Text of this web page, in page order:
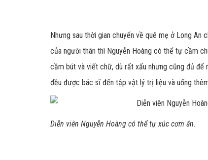
Nhưng sau thời gian chuyển về quê mẹ ở Long An
của người thân thì Nguyễn Hoàng có thể tự cầm
cầm bút và viết chữ, dù rất xấu nhưng cũng đủ để
đều được bác sĩ đến tập vật lý trị liệu và uống
Diễn viên Nguyễn Hoàng có thể tự xúc cơm ăn.